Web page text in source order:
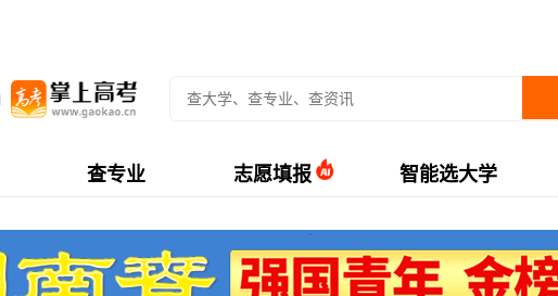
查专业 志愿填报 智能选大学